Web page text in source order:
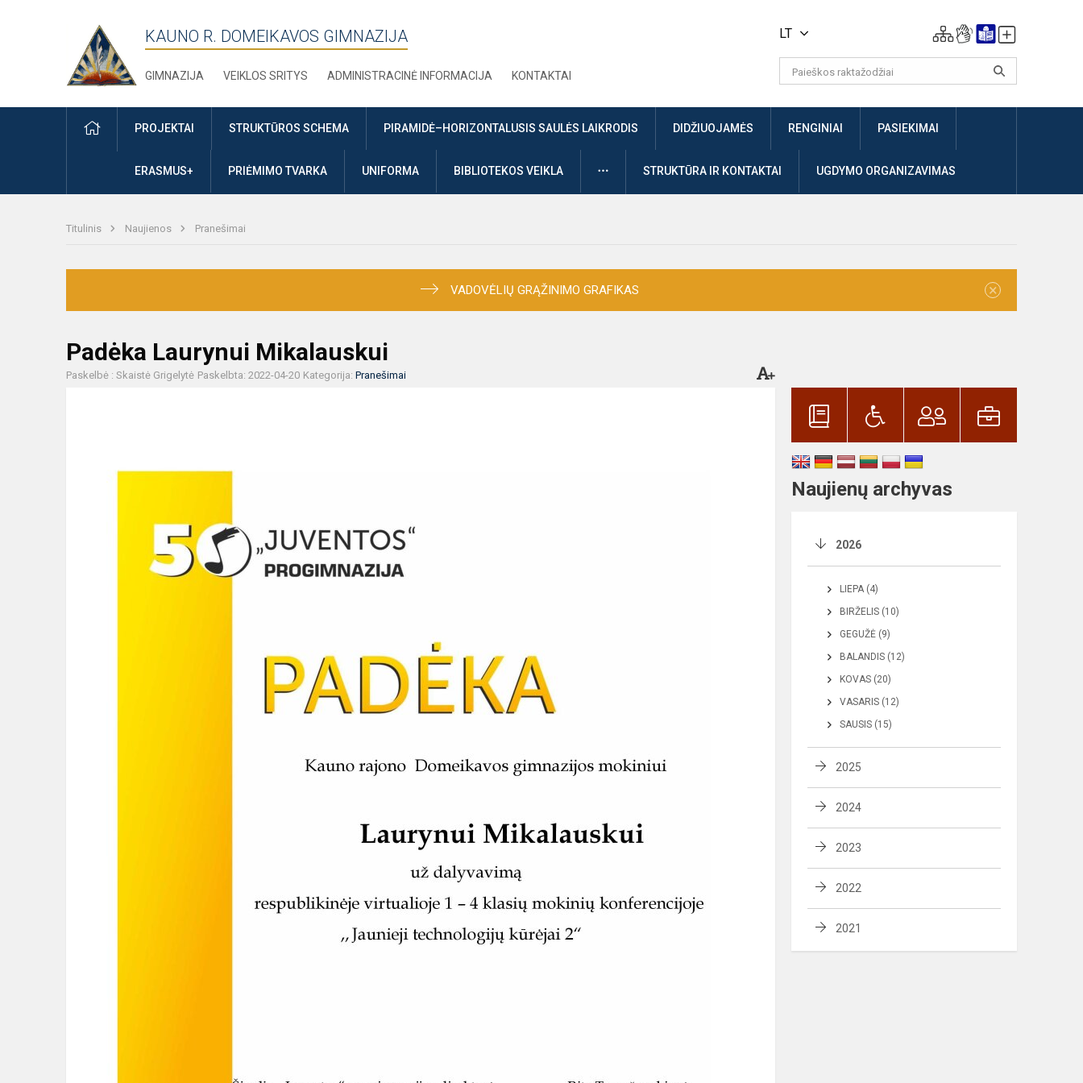
KAUNO R. DOMEIKAVOS GIMNAZIJA
GIMNAZIJA VEIKLOS SRITYS ADMINISTRACINĖ INFORMACIJA KONTAKTAI
LT
PRADŽIAPROJEKTAI STRUKTŪROS SCHEMA PIRAMIDĖ–HORIZONTALUSIS SAULĖS LAIKRODIS DIDŽIUOJAMĖS RENGINIAI PASIEKIMAI
ERASMUS+ PRIĖMIMO TVARKA UNIFORMA BIBLIOTEKOS VEIKLA DAUGIAUSTRUKTŪRA IR KONTAKTAI UGDYMO ORGANIZAVIMAS
Titulinis Naujienos Pranešimai
VADOVĖLIŲ GRĄŽINIMO GRAFIKAS ×
Padėka Laurynui Mikalauskui
Paskelbė : Skaistė Grigelytė Paskelbta: 2022-04-20 Kategorija: Pranešimai
Naujienų archyvas
2026
LIEPA (4)
BIRŽELIS (10)
GEGUŽĖ (9)
BALANDIS (12)
KOVAS (20)
VASARIS (12)
SAUSIS (15)
2025
2024
2023
2022
2021